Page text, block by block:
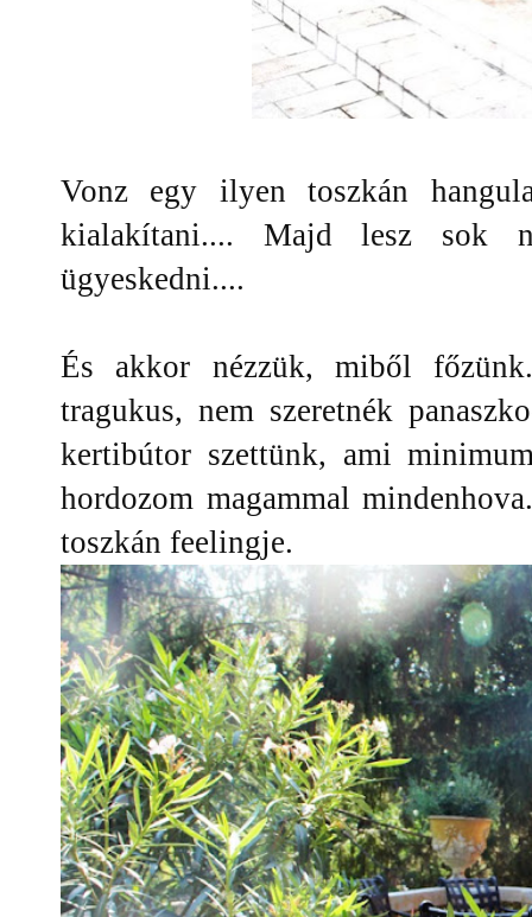
Vonz egy ilyen toszkán
kialakítani.... Majd lesz sok
ügyeskedni....
És akkor nézzük, miből
tragukus, nem szeretnék
kertibútor szettünk, ami
hordozom magammal
toszkán feelingje.